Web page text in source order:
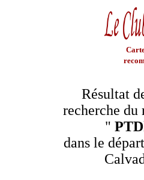
Résultat
recherche du
"
dans le